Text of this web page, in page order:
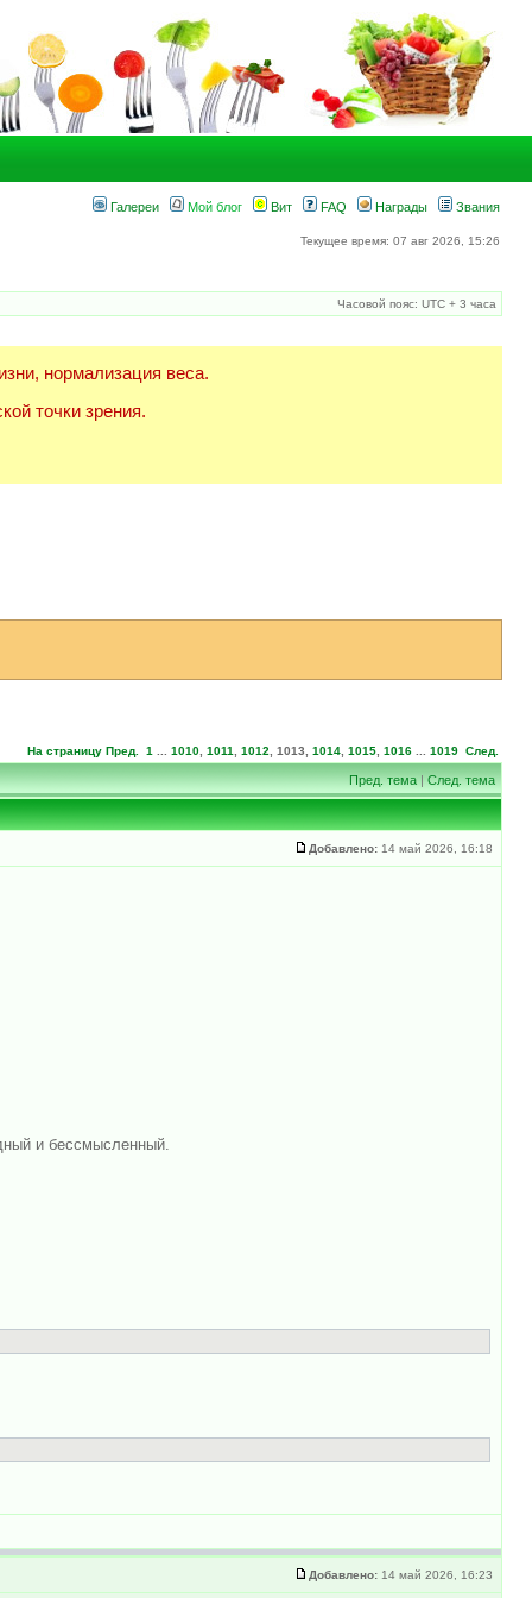
Галереи Мой блог Вит FAQ Награды Звания
Текущее время: 07 авг 2026, 15:26
Часовой пояс: UTC + 3 часа
нормализация веса.
точки зрения.
На страницу Пред. 1 1010 1011 1012 1013 1014 1015 1016 1019 След.
Пред. тема|След. тема
Добавлено: 14 май 2026, 16:18
и бессмысленный.
Добавлено: 14 май 2026, 16:23